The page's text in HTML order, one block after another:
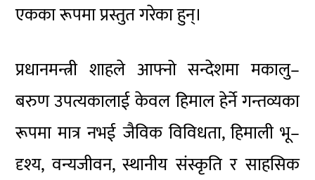
एकका रूपमा प्रस्तुत गरेका हुन्।
प्रधानमन्त्री शाहले आफ्नो सन्देशमा मकालु–
बरुण उपत्यकालाई केवल हिमाल हेर्ने गन्तव्यका
रूपमा मात्र नभई जैविक विविधता, हिमाली भू–
दृश्य, वन्यजीवन, स्थानीय संस्कृति र साहसिक